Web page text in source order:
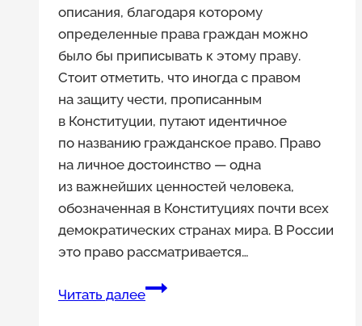
описания, благодаря которому
определенные права граждан можно
было бы приписывать к этому праву.
Стоит отметить, что иногда с правом
на защиту чести, прописанным
в Конституции, путают идентичное
по названию гражданское право. Право
на личное достоинство — одна
из важнейших ценностей человека,
обозначенная в Конституциях почти всех
демократических странах мира. В России
это право рассматривается…
Читать далееРазбираем